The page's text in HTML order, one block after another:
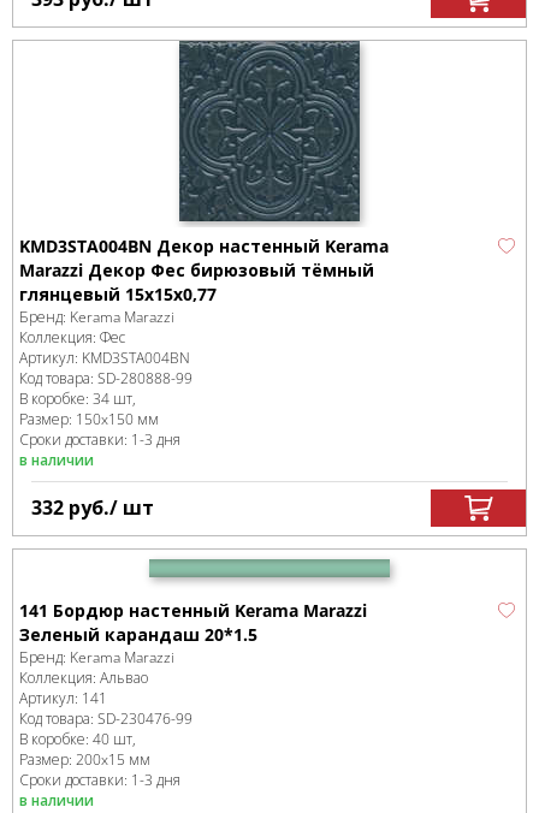
KMD3STA004BN Декор настенный Kerama
Marazzi Декор Фес бирюзовый тёмный
глянцевый 15x15x0,77
Бренд: Kerama Marazzi
Коллекция: Фес
Артикул: KMD3STA004BN
Код товара: SD-280888-99
В коробке: 34 шт,
Размер: 150x150 мм
Сроки доставки: 1-3 дня
в наличии
332 руб./ шт
141 Бордюр настенный Kerama Marazzi
Зеленый карандаш 20*1.5
Бренд: Kerama Marazzi
Коллекция: Альвао
Артикул: 141
Код товара: SD-230476-99
В коробке: 40 шт,
Размер: 200x15 мм
Сроки доставки: 1-3 дня
в наличии